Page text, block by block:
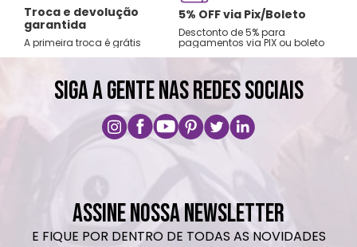
Altura: 32cm| Largura: 13cm| Comprimento:
10cm| Capacidade: 1L| Material: Aço
inoxidável| BPA: Livre
Cuidados e recomendações de uso:
Não colocar o produto na geladeira ou
congelador.
Choques ou quedas podem danificar o
Lavar com água, esponja macia e sabão
neutro.
Troca e devolução
garantida
A primeira troca é grátis
5% OFF via Pix/Boleto
Desctonto de 5% para
pagamentos via PIX ou boleto
SIGA A GENTE NAS REDES SOCIAIS
ASSINE NOSSA NEWSLETTER
E FIQUE POR DENTRO DE TODAS AS NOVIDADES